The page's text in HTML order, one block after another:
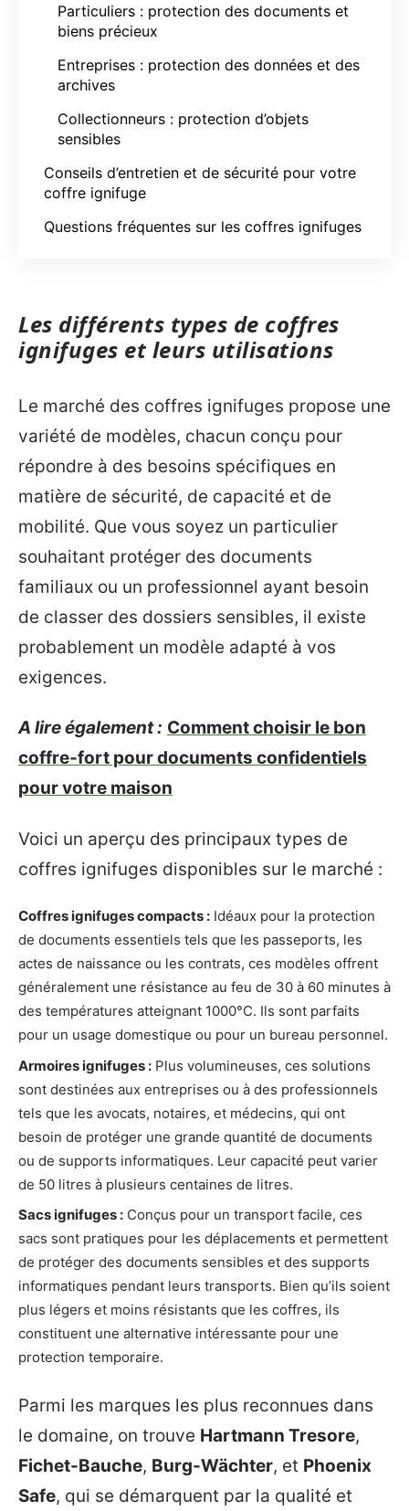
Particuliers : protection des documents et
biens précieux
Entreprises : protection des données et des
archives
Collectionneurs : protection d’objets
sensibles
Conseils d’entretien et de sécurité pour votre
coffre ignifuge
Questions fréquentes sur les coffres ignifuges
Les différents types de coffres
ignifuges et leurs utilisations
Le marché des coffres ignifuges propose une
variété de modèles, chacun conçu pour
répondre à des besoins spécifiques en
matière de sécurité, de capacité et de
mobilité. Que vous soyez un particulier
souhaitant protéger des documents
familiaux ou un professionnel ayant besoin
de classer des dossiers sensibles, il existe
probablement un modèle adapté à vos
exigences.
A lire également : Comment choisir le bon
coffre-fort pour documents confidentiels
pour votre maison
Voici un aperçu des principaux types de
coffres ignifuges disponibles sur le marché :
Coffres ignifuges compacts : Idéaux pour la protection
de documents essentiels tels que les passeports, les
actes de naissance ou les contrats, ces modèles offrent
généralement une résistance au feu de 30 à 60 minutes à
des températures atteignant 1000°C. Ils sont parfaits
pour un usage domestique ou pour un bureau personnel.
Armoires ignifuges : Plus volumineuses, ces solutions
sont destinées aux entreprises ou à des professionnels
tels que les avocats, notaires, et médecins, qui ont
besoin de protéger une grande quantité de documents
ou de supports informatiques. Leur capacité peut varier
de 50 litres à plusieurs centaines de litres.
Sacs ignifuges : Conçus pour un transport facile, ces
sacs sont pratiques pour les déplacements et permettent
de protéger des documents sensibles et des supports
informatiques pendant leurs transports. Bien qu’ils soient
plus légers et moins résistants que les coffres, ils
constituent une alternative intéressante pour une
protection temporaire.
Parmi les marques les plus reconnues dans
le domaine, on trouve Hartmann Tresore,
Fichet-Bauche, Burg-Wächter, et Phoenix
Safe, qui se démarquent par la qualité et